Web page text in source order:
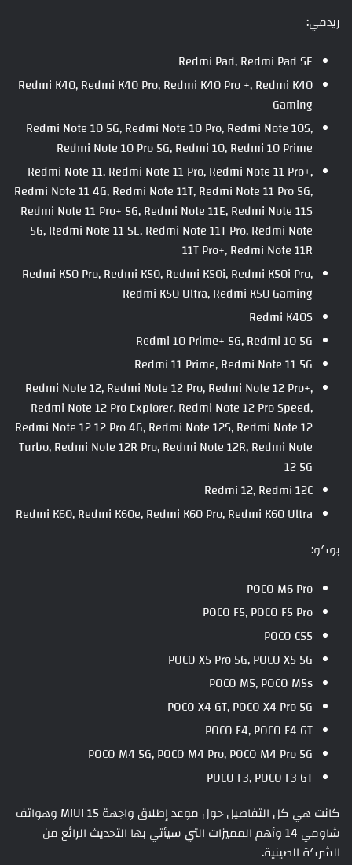
ريدمي:
Redmi Pad, Redmi Pad SE
Redmi K40, Redmi K40 Pro, Redmi K40 Pro +, Redmi K40
Gaming
Redmi Note 10 5G, Redmi Note 10 Pro, Redmi Note 10S,
Redmi Note 10 Pro 5G, Redmi 10, Redmi 10 Prime
Redmi Note 11, Redmi Note 11 Pro, Redmi Note 11 Pro+,
Redmi Note 11 4G, Redmi Note 11T, Redmi Note 11 Pro 5G,
Redmi Note 11 Pro+ 5G, Redmi Note 11E, Redmi Note 11S
5G, Redmi Note 11 SE, Redmi Note 11T Pro, Redmi Note
11T Pro+, Redmi Note 11R
Redmi K50 Pro, Redmi K50, Redmi K50i, Redmi K50i Pro,
Redmi K50 Ultra, Redmi K50 Gaming
Redmi K40S
Redmi 10 Prime+ 5G, Redmi 10 5G
Redmi 11 Prime, Redmi Note 11 5G
Redmi Note 12, Redmi Note 12 Pro, Redmi Note 12 Pro+,
Redmi Note 12 Pro Explorer, Redmi Note 12 Pro Speed,
Redmi Note 12 12 Pro 4G, Redmi Note 12S, Redmi Note 12
Turbo, Redmi Note 12R Pro, Redmi Note 12R, Redmi Note
12 5G
Redmi 12, Redmi 12C
Redmi K60, Redmi K60e, Redmi K60 Pro, Redmi K60 Ultra
بوكو:
POCO M6 Pro
POCO F5, POCO F5 Pro
POCO C55
POCO X5 Pro 5G, POCO X5 5G
POCO M5, POCO M5s
POCO X4 GT, POCO X4 Pro 5G
POCO F4, POCO F4 GT
POCO M4 5G, POCO M4 Pro, POCO M4 Pro 5G
POCO F3, POCO F3 GT
كانت هي كل التفاصيل حول موعد إطلاق واجهة MIUI 15 وهواتف
شاومي 14 وأهم المميزات التي سيأتي بها التحديث الرائع من
الشركة الصينية.